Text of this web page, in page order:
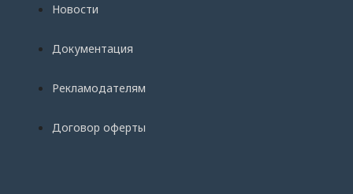
Новости
Документация
Рекламодателям
Договор оферты